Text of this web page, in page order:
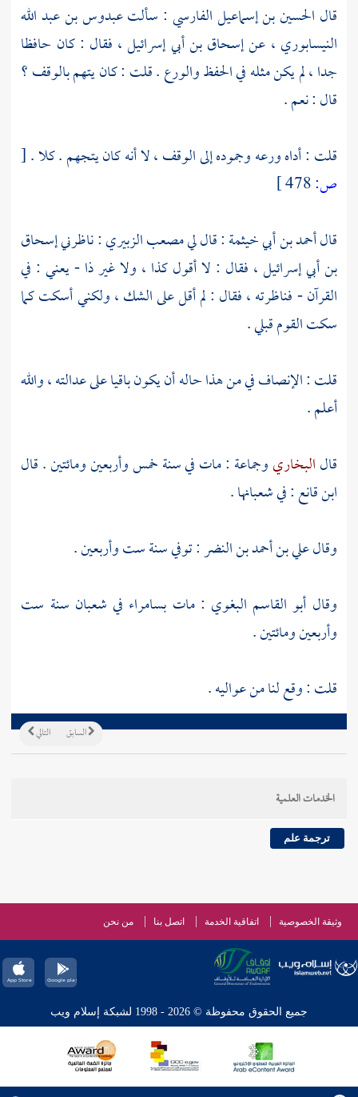
قال الحسين بن إسماعيل الفارسي : سألتعبدوس بن عبد الله
النيسابوري ، عنإسحاق بن أبي إسرائيل، فقال : كان حافظا
جدا ، لم يكن مثله في الحفظ والورع . قلت : كان يتهم بالوقف ؟
قال : نعم .
قلت : أداه ورعه وجموده إلى الوقف ، لا أنه كان يتجهم . كلا .[
ص:
قالأحمد بن أبي خيثمة: قال ليمصعب الزبيري: ناظرنيإسحاق
بن أبي إسرائيل، فقال : لا أقول كذا ، ولا غير ذا - يعني : في
القرآن - فناظرته ، فقال : لم أقل على الشك ، ولكني أسكت كما
سكت القوم قبلي .
قلت : الإنصاف في من هذا حاله أن يكون باقيا على عدالته ، والله
أعلم .
قالالبخاريوجماعة : مات في سنة خمس وأربعين ومائتين . قال
ابن قانع : في شعبانها .
وقالعلي بن أحمد بن النضر: توفي سنة ست وأربعين .
وقال أبو القاسم البغوي : مات بسامراء في شعبان سنة ست
وأربعين ومائتين .
قلت : وقع لنا من عواليه .
التالي السابق
الخدمات العلمية
ترجمة علم
وثيقة الخصوصية اتفاقية الخدمة اتصل بنا من نحن
جميع الحقوق محفوظة © 2026 - 1998 لشبكة إسلام ويب